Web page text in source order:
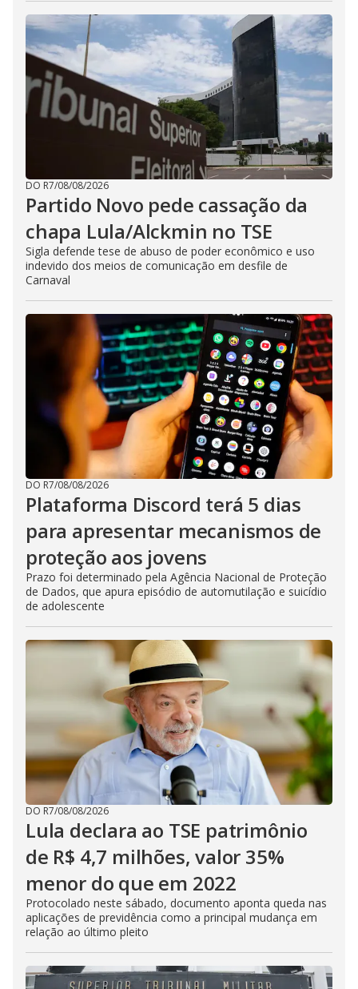
DO R7/08/08/2026
Partido Novo pede cassação da
chapa Lula/Alckmin no TSE
Sigla defende tese de abuso de poder econômico e uso
indevido dos meios de comunicação em desfile de
Carnaval
DO R7/08/08/2026
Plataforma Discord terá 5 dias
para apresentar mecanismos de
proteção aos jovens
Prazo foi determinado pela Agência Nacional de Proteção
de Dados, que apura episódio de automutilação e suicídio
de adolescente
DO R7/08/08/2026
Lula declara ao TSE patrimônio
de R$ 4,7 milhões, valor 35%
menor do que em 2022
Protocolado neste sábado, documento aponta queda nas
aplicações de previdência como a principal mudança em
relação ao último pleito